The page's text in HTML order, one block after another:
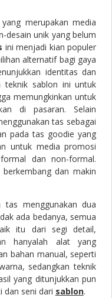
merupakan media
desain unik yang belum
ini menjadi kian populer
alternatif bagi gaya
identitas dan
teknik sablon ini untuk
memungkinkan untuk
di pasaran. Selain
tas sebagai
pada tas goodie yang
untuk media promosi
dan non-formal.
dan makin
menggunakan dua
ada bedanya, semua
itu dari segi detail,
hanyalah alat yang
bahan manual, seperti
sedangkan teknik
yang ditunjukkan pun
dan seni dari sablon.